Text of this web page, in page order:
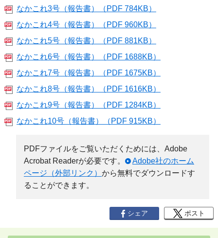
なかこれ3号（報告書）（PDF 784KB）
なかこれ4号（報告書）（PDF 960KB）
なかこれ5号（報告書）（PDF 881KB）
なかこれ6号（報告書）（PDF 1688KB）
なかこれ7号（報告書）（PDF 1675KB）
なかこれ8号（報告書）（PDF 1616KB）
なかこれ9号（報告書）（PDF 1284KB）
なかこれ10号（報告書）（PDF 915KB）
PDFファイルをご覧いただくためには、Adobe
Acrobat Readerが必要です。
Adobe社のホーム
ページ（外部リンク） から無料でダウンロードす
ることができます。
シェア ポスト